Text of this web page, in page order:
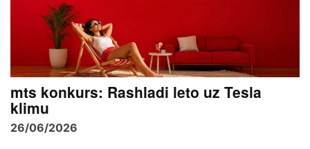
mts konkurs: Rashladi leto uz Tesla
klimu
26/06/2026